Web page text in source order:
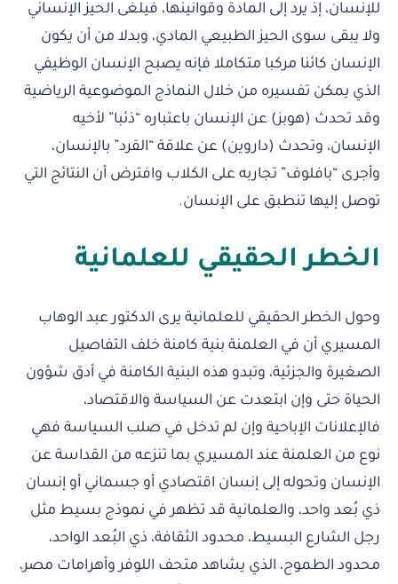
للإنسان، إذ يرد إلى المادة وقوانينها، فيلغى الحيز الإنساني
ولا يبقى سوى الحيز الطبيعي المادي، وبدلا من أن يكون
الإنسان كائنا مركبا متكاملا فإنه يصبح الإنسان الوظيفي
الذي يمكن تفسيره من خلال النماذج الموضوعية الرياضية
وقد تحدث (هوبز) عن الإنسان باعتباره “ذئبا” لأخيه
الإنسان، وتحدث (داروين) عن علاقة “القرد” بالإنسان،
وأجرى “بافلوف” تجاربه على الكلاب وافترض أن النتائج التي
توصل إليها تنطبق على الإنسان.
الخطر الحقيقي للعلمانية
وحول الخطر الحقيقي للعلمانية يرى الدكتور عبد الوهاب
المسيري أن في العلمنة بنية كامنة خلف التفاصيل
الصغيرة والجزئية، وتبدو هذه البنية الكامنة في أدق شؤون
الحياة حتى وإن ابتعدت عن السياسة والاقتصاد،
فالإعلانات الإباحية وإن لم تدخل في صلب السياسة فهي
نوع من العلمنة عند المسيري بما تنزعه من القداسة عن
الإنسان وتحوله إلى إنسان اقتصادي أو جسماني أو إنسان
ذي بُعد واحد، والعلمانية قد تظهر في نموذج بسيط مثل
رجل الشارع البسيط، محدود الثقافة، ذي البُعد الواحد،
محدود الطموح، الذي يشاهد متحف اللوفر وأهرامات مصر،